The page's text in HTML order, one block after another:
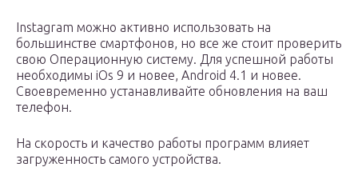
Instagram можно активно использовать на
большинстве смартфонов, но все же стоит проверить
свою Операционную систему. Для успешной работы
необходимы iOs 9 и новее, Android 4.1 и новее.
Своевременно устанавливайте обновления на ваш
телефон.
На скорость и качество работы программ влияет
загруженность самого устройства.